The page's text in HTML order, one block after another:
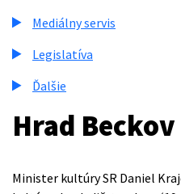
Mediálny servis
Legislatíva
Ďalšie
Hrad Beckov
Minister kultúry SR Daniel